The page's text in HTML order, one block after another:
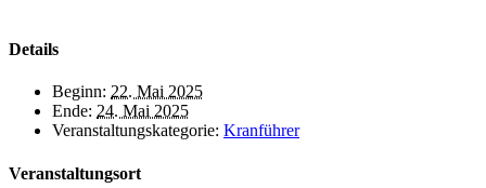
Details
Beginn: 22. Mai 2025
Ende: 24. Mai 2025
Veranstaltungskategorie: Kranführer
Veranstaltungsort